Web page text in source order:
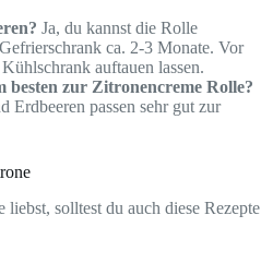
Ja, du kannst die Rolle
ca. 2-3 Monate. Vor
auftauen lassen.
besten zur Zitronencreme Rolle?
Erdbeeren passen sehr gut zur
solltest du auch diese Rezepte